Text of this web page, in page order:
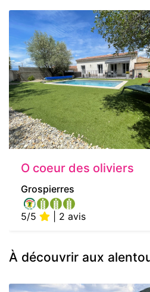
O coeur des oliviers
Grospierres
5/5 | 2 avis
À découvrir aux